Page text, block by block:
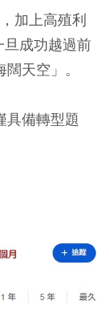
加上高殖利
旦成功越過前
天空」。
具備轉型題